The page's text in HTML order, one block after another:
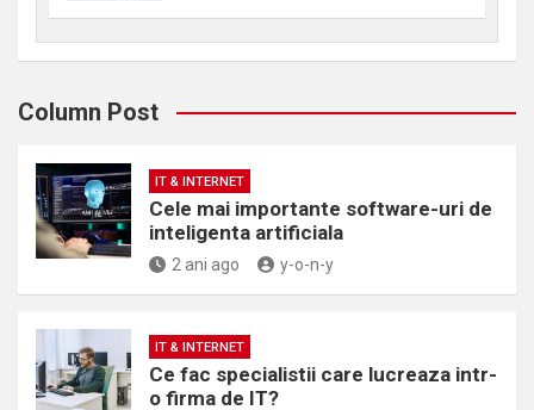
Column Post
IT & INTERNET
Cele mai importante software-uri de
inteligenta artificiala
2 ani ago y-o-n-y
IT & INTERNET
Ce fac specialistii care lucreaza intr-
o firma de IT?